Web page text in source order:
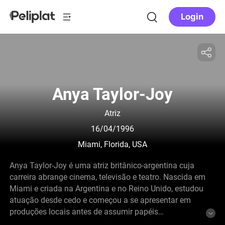
Login
Anya Taylor-Joy
Atriz
16/04/1996
Miami, Florida, USA
Anya Taylor-Joy é uma atriz britânico-argentina cuja
carreira abrange cinema, televisão e teatro. Nascida em
Miami e criada na Argentina e no Reino Unido, estudou
atuação desde cedo e começou a se apresentar em
produções locais antes de assumir papéis